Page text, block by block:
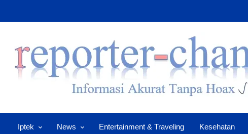
to
Iptek News Entertainment & Traveling Kesehatan